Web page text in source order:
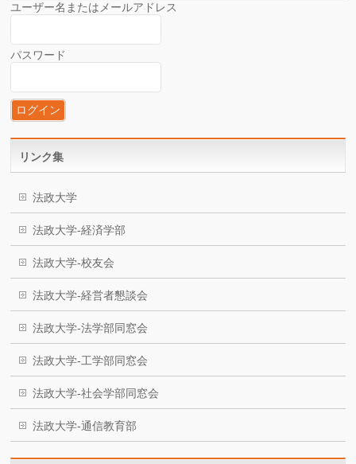
ユーザー名またはメールアドレス
パスワード
リンク集
法政大学
法政大学-経済学部
法政大学-校友会
法政大学-経営者懇談会
法政大学-法学部同窓会
法政大学-工学部同窓会
法政大学-社会学部同窓会
法政大学-通信教育部